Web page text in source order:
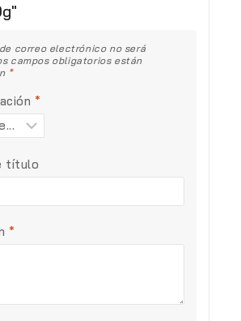
correo electrónico no será
campos obligatorios están
*
*
título
*